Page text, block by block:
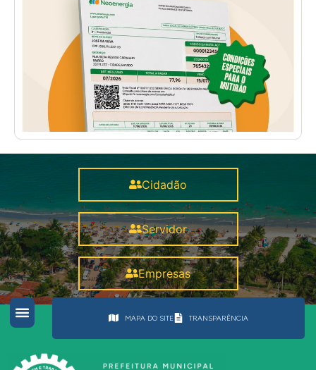
Cidadão
Servidor
Empresas
MAPA DO SITE TRANSPARÊNCIA